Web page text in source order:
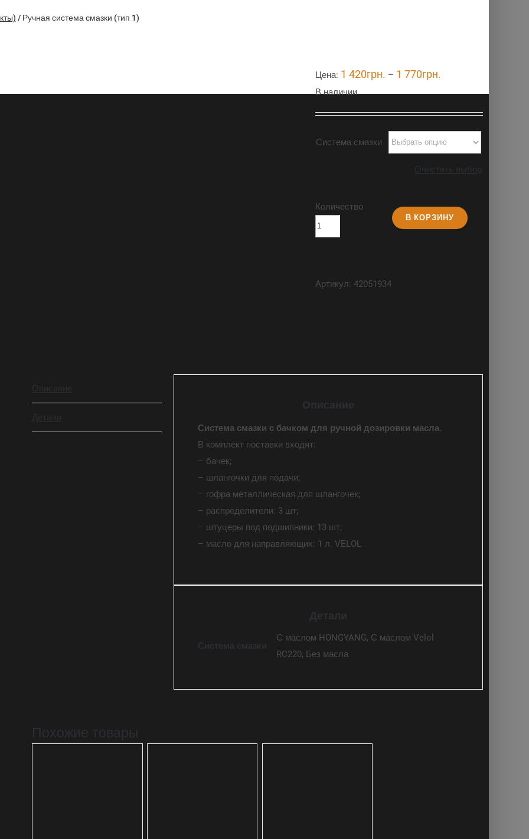
/ Ручная система смазки (тип 1)
Цена: 1 420грн. – 1 770грн.
В наличии
Система смазки
Количество
В КОРЗИНУ
Артикул:42051934
Описание
Детали
Описание
Система смазки с бачком для ручной дозировки масла.
В комплект поставки входят:
– бачек;
– шлангочки для подачи;
– гофра металлическая для шлангочек;
– распределители: 3 шт;
– штуцеры под подшипники: 13 шт;
– масло для направляющих: 1 л. VELOL
Детали
Система смазки
С маслом HONGYANG, С маслом Velol
RC220, Без масла
Похожие товары